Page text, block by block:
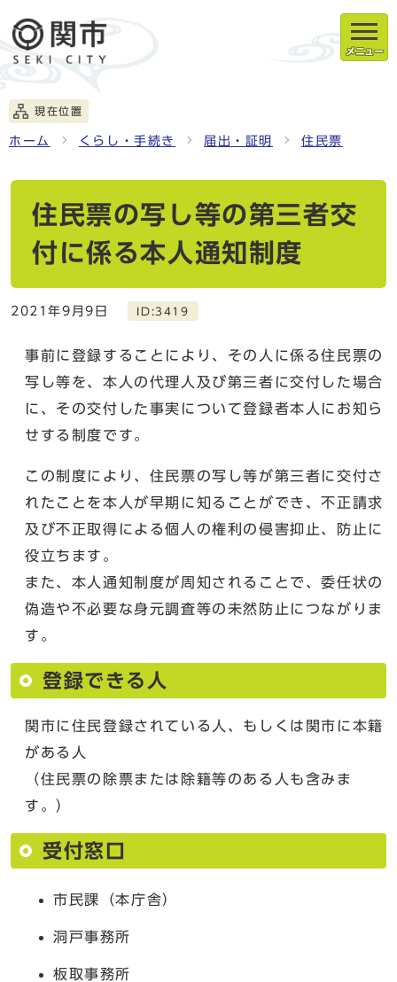
メニュー
現在位置
ホーム くらし・手続き 届出・証明 住民票
住民票の写し等の第三者交
付に係る本人通知制度
2021年9月9日 ID:3419
事前に登録することにより、その人に係る住民票の
写し等を、本人の代理人及び第三者に交付した場合
に、その交付した事実について登録者本人にお知ら
せする制度です。
この制度により、住民票の写し等が第三者に交付さ
れたことを本人が早期に知ることができ、不正請求
及び不正取得による個人の権利の侵害抑止、防止に
役立ちます。
また、本人通知制度が周知されることで、委任状の
偽造や不必要な身元調査等の未然防止につながりま
す。
登録できる人
関市に住民登録されている人、もしくは関市に本籍
がある人
（住民票の除票または除籍等のある人も含みま
す。）
受付窓口
市民課（本庁舎）
洞戸事務所
板取事務所